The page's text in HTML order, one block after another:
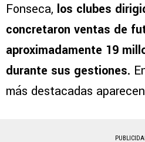
Fonseca, los clubes
concretaron ventas de
aproximadamente 19
durante sus gestiones.
más destacadas